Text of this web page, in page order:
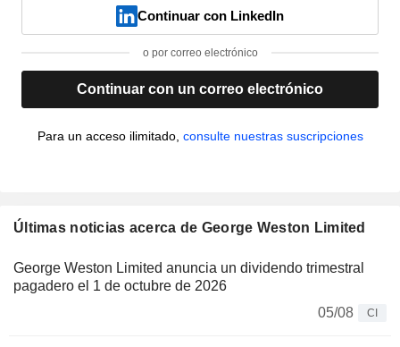
Continuar con LinkedIn
o por correo electrónico
Continuar con un correo electrónico
Para un acceso ilimitado, consulte nuestras suscripciones
Últimas noticias acerca de George Weston Limited
George Weston Limited anuncia un dividendo trimestral
pagadero el 1 de octubre de 2026
05/08
CI